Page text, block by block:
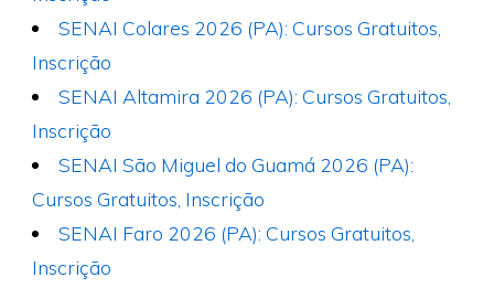
SENAI Colares 2026 (PA): Cursos Gratuitos,
Inscrição
SENAI Altamira 2026 (PA): Cursos Gratuitos,
Inscrição
SENAI São Miguel do Guamá 2026 (PA):
Cursos Gratuitos, Inscrição
SENAI Faro 2026 (PA): Cursos Gratuitos,
Inscrição